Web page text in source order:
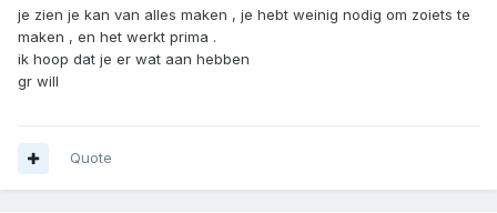
je zien je kan van alles maken , je hebt weinig nodig om zoiets te
maken , en het werkt prima .
ik hoop dat je er wat aan hebben
gr will
Quote